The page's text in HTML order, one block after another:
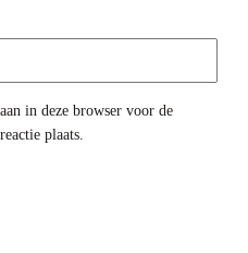
in deze browser voor de
plaats.